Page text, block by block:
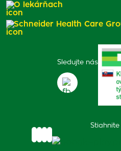
Sledujte nás
O lekárňach
Schneider Health Care